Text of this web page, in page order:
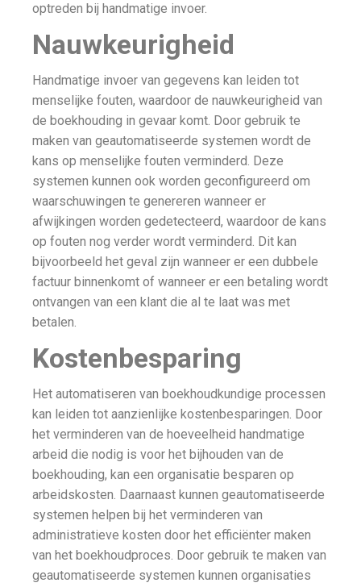
optreden bij handmatige invoer.
Nauwkeurigheid
Handmatige invoer van gegevens kan leiden tot
menselijke fouten, waardoor de nauwkeurigheid van
de boekhouding in gevaar komt. Door gebruik te
maken van geautomatiseerde systemen wordt de
kans op menselijke fouten verminderd. Deze
systemen kunnen ook worden geconfigureerd om
waarschuwingen te genereren wanneer er
afwijkingen worden gedetecteerd, waardoor de kans
op fouten nog verder wordt verminderd. Dit kan
bijvoorbeeld het geval zijn wanneer er een dubbele
factuur binnenkomt of wanneer er een betaling wordt
ontvangen van een klant die al te laat was met
betalen.
Kostenbesparing
Het automatiseren van boekhoudkundige processen
kan leiden tot aanzienlijke kostenbesparingen. Door
het verminderen van de hoeveelheid handmatige
arbeid die nodig is voor het bijhouden van de
boekhouding, kan een organisatie besparen op
arbeidskosten. Daarnaast kunnen geautomatiseerde
systemen helpen bij het verminderen van
administratieve kosten door het efficiënter maken
van het boekhoudproces. Door gebruik te maken van
geautomatiseerde systemen kunnen organisaties